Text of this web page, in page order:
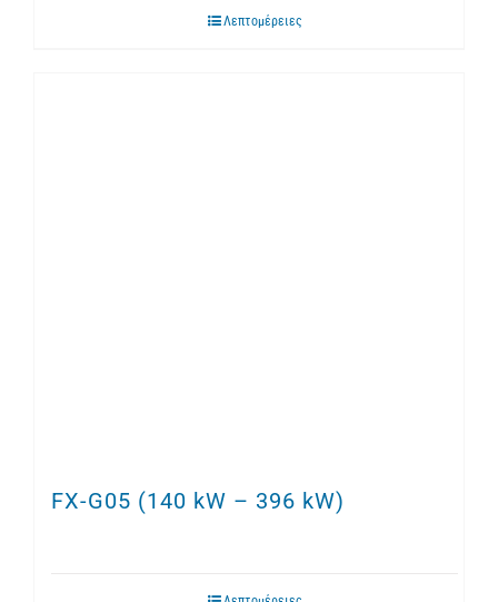
Λεπτομέρειες
FX-G05 (140 kW – 396 kW)